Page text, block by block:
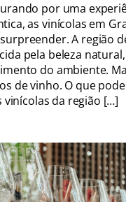
por uma
as vinícolas em
A região
pela beleza
do ambiente.
de vinho. O que
vinícolas da região […]